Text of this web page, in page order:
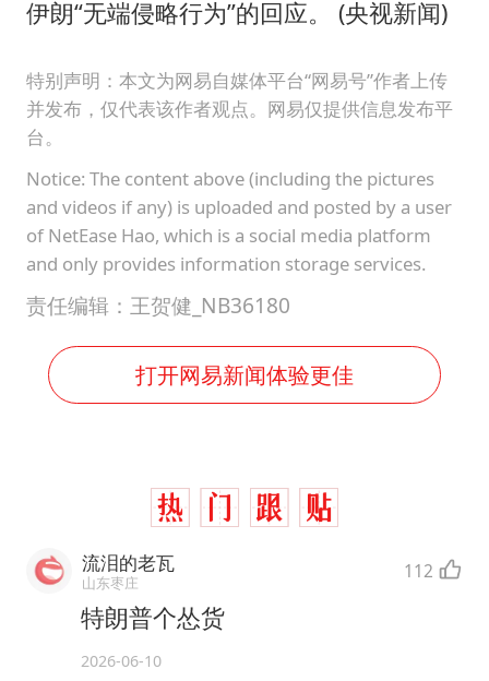
伊朗“无端侵略行为”的回应。 (央视新闻)
特别声明：本文为网易自媒体平台“网易号”作者上传
并发布，仅代表该作者观点。网易仅提供信息发布平
台。
Notice: The content above (including the pictures
and videos if any) is uploaded and posted by a user
of NetEase Hao, which is a social media platform
and only provides information storage services.
责任编辑：王贺健_NB36180
打开网易新闻体验更佳
流泪的老瓦
山东枣庄 112
特朗普个怂货
2026-06-10